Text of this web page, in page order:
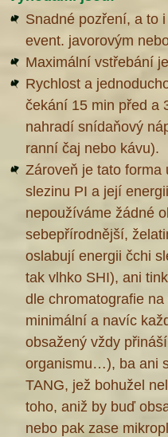
Snadné pozření, a to
event. javorovým
Maximální vstřebání
Rychlost a
čekání 15 min před a
nahradí snídaňový
ranní čaj nebo kávu).
Zároveň je tato forma
slezinu PI a její
nepoužíváme žádné
sebepřírodnější,
oslabují energii čchi
tak vlhko SHI), ani
dle chromatografie
minimální a navíc
obsažený vždy
organismu…), ba ani
TANG, jež bohužel
toho, aniž by buď
nebo pak zase